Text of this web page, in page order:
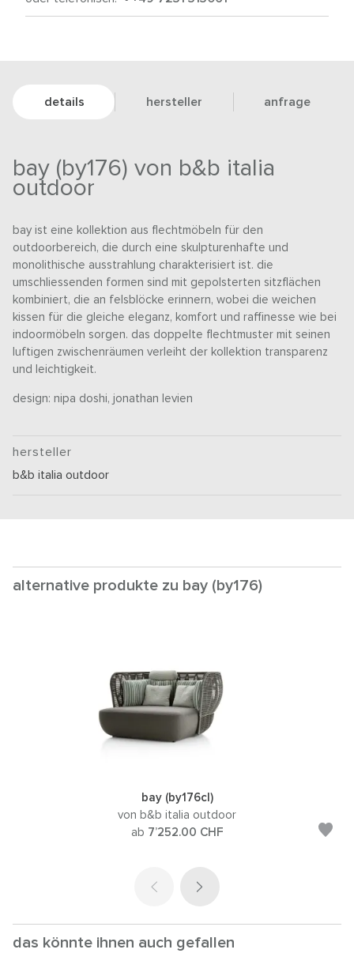
details hersteller anfrage
bay (by176) von b&b italia
outdoor
bay ist eine kollektion aus flechtmöbeln für den
outdoorbereich, die durch eine skulpturenhafte und
monolithische ausstrahlung charakterisiert ist. die
umschliessenden formen sind mit gepolsterten sitzflächen
kombiniert, die an felsblöcke erinnern, wobei die weichen
kissen für die gleiche eleganz, komfort und raffinesse wie bei
indoormöbeln sorgen. das doppelte flechtmuster mit seinen
luftigen zwischenräumen verleiht der kollektion transparenz
und leichtigkeit.
design: nipa doshi, jonathan levien
hersteller
b&b italia outdoor
alternative produkte zu bay (by176)
bay (by176cl)
von b&b italia outdoor
ab 7’252.00 CHF
das könnte ihnen auch gefallen